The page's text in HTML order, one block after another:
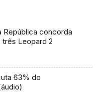
República concorda
Leopard 2
63% do